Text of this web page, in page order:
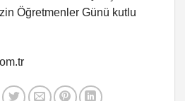
Öğretmenler Günü kutlu